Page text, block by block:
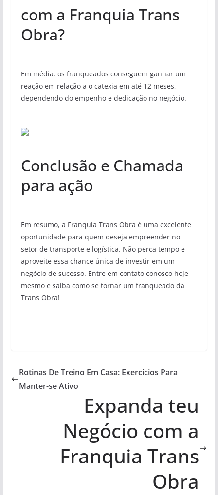
com a Franquia Trans
Obra?
Em média, os franqueados conseguem ganhar um
reação em relação a o catexia em até 12 meses,
dependendo do empenho e dedicação no negócio.
Conclusão e Chamada
para ação
Em resumo, a Franquia Trans Obra é uma excelente
oportunidade para quem deseja empreender no
setor de transporte e logística. Não perca tempo e
aproveite essa chance única de investir em um
negócio de sucesso. Entre em contato conosco hoje
mesmo e saiba como se tornar um franqueado da
Trans Obra!
Rotinas De Treino Em Casa: Exercícios Para
Manter-se Ativo
Expanda teu
Negócio com a
Franquia Trans
Obra